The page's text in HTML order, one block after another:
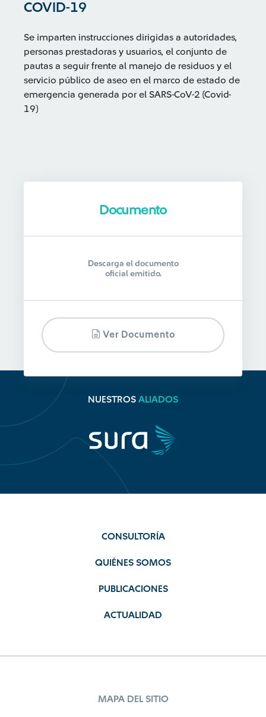
COVID-19
Se imparten instrucciones dirigidas a autoridades,
personas prestadoras y usuarios, el conjunto de
pautas a seguir frente al manejo de residuos y el
servicio público de aseo en el marco de estado de
emergencia generada por el SARS-CoV-2 (Covid-
19)
Documento
Descarga el documento
oficial emitido.
Ver Documento
NUESTROS ALIADOS
CONSULTORÍA
QUIÉNES SOMOS
PUBLICACIONES
ACTUALIDAD
MAPA DEL SITIO